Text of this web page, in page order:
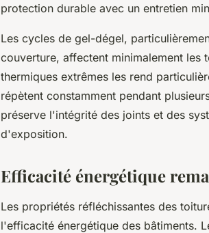
protection durable avec un entretien
Les cycles de gel-dégel,
couverture, affectent minimalement les
thermiques extrêmes les rend
répètent constamment pendant
préserve l'intégrité des joints et des
d'exposition.
Efficacité énergétique
Les propriétés réfléchissantes des
l'efficacité énergétique des bâtiments.